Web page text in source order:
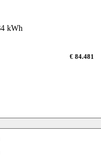
kWh
€ 84.481